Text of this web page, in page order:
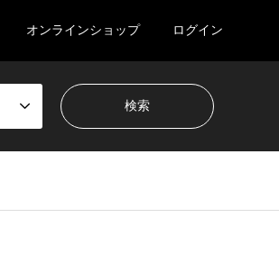
オンラインショップ ログイン